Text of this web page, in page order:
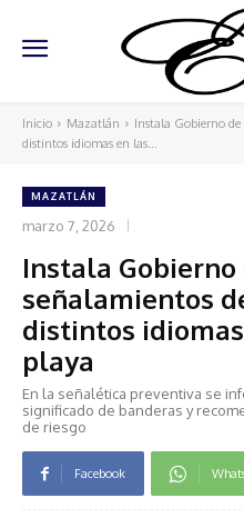
Inicio Mazatlán
Instala Gobierno
distintos idiomas en las...
MAZATLÁN
marzo 7, 2026
Instala
señalamientos
distintos
playa
En la señalética preventiva se
significado de banderas y
de riesgo
Facebook